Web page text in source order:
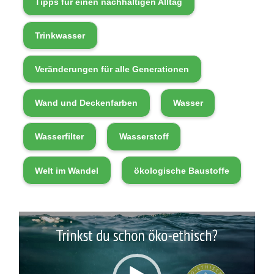
Trinkwasser
Veränderungen für alle Generationen
Wand und Deckenfarben Wasser
Wasserfilter Wasserstoff
Welt im Wandel ökologische Baustoffe
V
i